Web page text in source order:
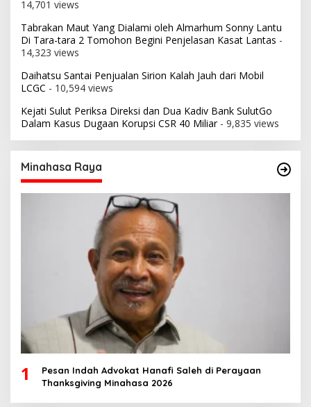
14,701 views
Tabrakan Maut Yang Dialami oleh Almarhum Sonny Lantu
Di Tara-tara 2 Tomohon Begini Penjelasan Kasat Lantas -
14,323 views
Daihatsu Santai Penjualan Sirion Kalah Jauh dari Mobil
LCGC - 10,594 views
Kejati Sulut Periksa Direksi dan Dua Kadiv Bank SulutGo
Dalam Kasus Dugaan Korupsi CSR 40 Miliar- 9,835 views
Minahasa Raya
1
Pesan Indah Advokat Hanafi Saleh di Perayaan
Thanksgiving Minahasa 2026